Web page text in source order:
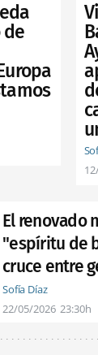
de
El renovado
"espíritu de
cruce entre
Sofía Díaz
22/05/2026 23:30h